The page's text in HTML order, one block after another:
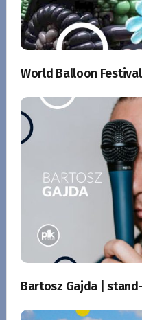
World Balloon
Bartosz Gajda |